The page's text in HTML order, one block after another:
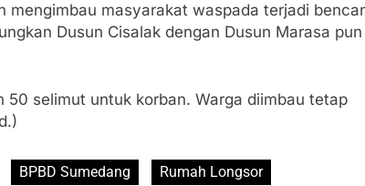
mengimbau masyarakat waspada terjadi
Dusun Cisalak dengan Dusun Marasa pun
selimut untuk korban. Warga diimbau tetap
BPBD Sumedang
Rumah Longsor